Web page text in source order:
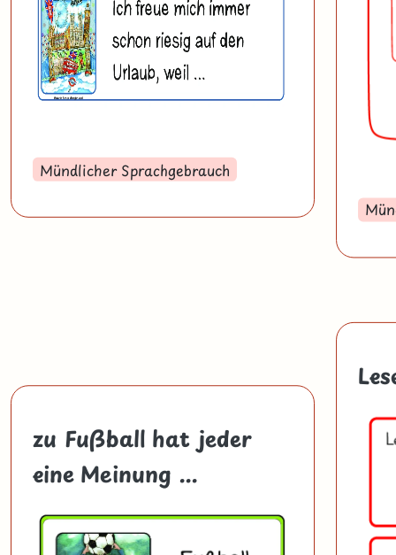
Mündlicher Sprachgebrauch
zu Fußball hat jeder
eine Meinung ...